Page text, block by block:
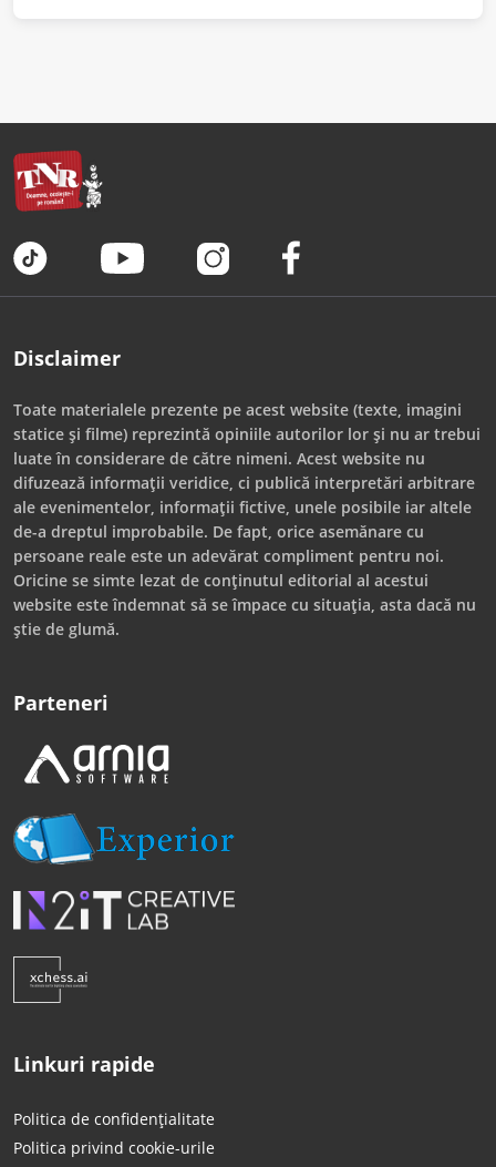
Disclaimer
Toate materialele prezente pe acest website (texte, imagini
statice și filme) reprezintă opiniile autorilor lor și nu ar trebui
luate în considerare de către nimeni. Acest website nu
difuzează informații veridice, ci publică interpretări arbitrare
ale evenimentelor, informații fictive, unele posibile iar altele
de-a dreptul improbabile. De fapt, orice asemănare cu
persoane reale este un adevărat compliment pentru noi.
Oricine se simte lezat de conținutul editorial al acestui
website este îndemnat să se împace cu situația, asta dacă nu
știe de glumă.
Parteneri
Linkuri rapide
Politica de confidențialitate
Politica privind cookie-urile